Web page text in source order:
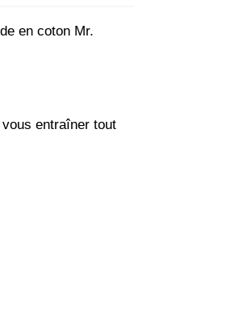
en coton Mr.
entraîner tout